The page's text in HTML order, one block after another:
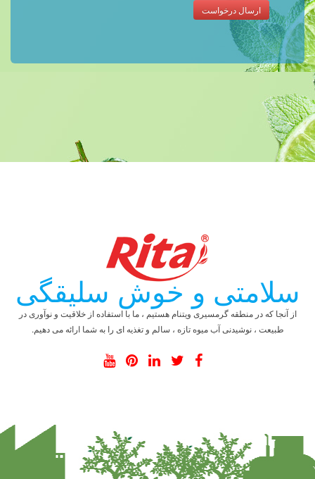
ارسال درخواست
سلامتی و خوش سلیقگی
از آنجا که در منطقه گرمسیری ویتنام هستیم ، ما با استفاده از خلاقیت و نوآوری در
طبیعت ، نوشیدنی آب میوه تازه ، سالم و تغذیه ای را به شما ارائه می دهیم.